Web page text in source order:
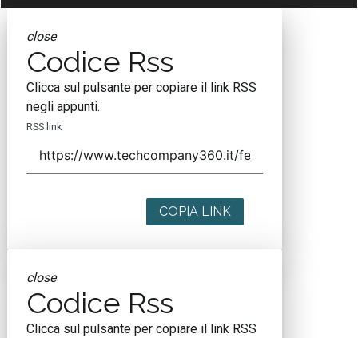
close
Codice Rss
Clicca sul pulsante per copiare il link RSS
negli appunti.
RSS link
COPIA LINK
close
Codice Rss
Clicca sul pulsante per copiare il link RSS